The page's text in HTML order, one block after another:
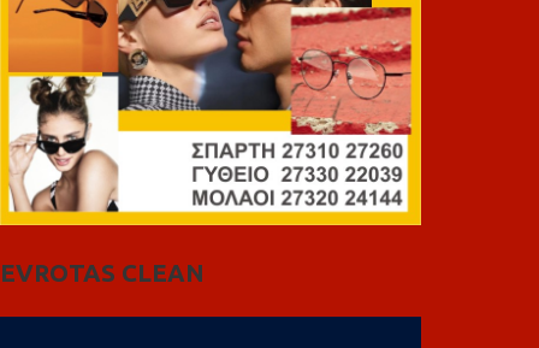
EVROTAS CLEAN